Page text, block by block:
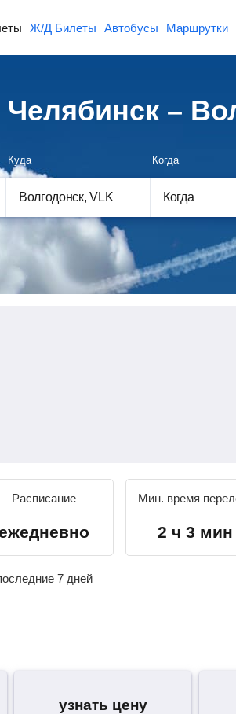
Ж/Д Билеты Автобусы Маршрутки
–
Куда
Когда
Когда
Расписание Мин. время
2 ч 3 мин
7 дней
узнать цену